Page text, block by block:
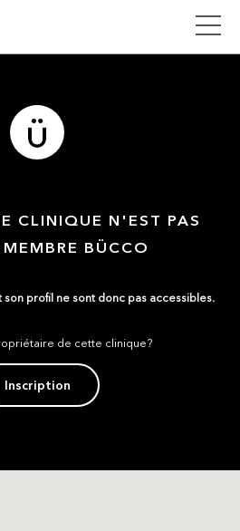
CLINIQUE N'EST PAS
MEMBRE BÜCCO
son profil ne sont donc pas accessibles.
de cette clinique?
Inscription